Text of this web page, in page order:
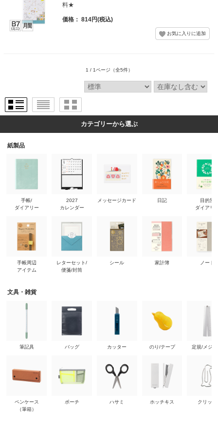
料★
価格： 814円(税込)
1 / 1ページ （全5件）
カテゴリーから選ぶ
紙製品
手帳/
ダイアリー
手帳周辺
アイテム
2027
カレンダー
レターセット/
便箋/封筒
メッセージカード
シール
日記
家計簿
目的別
ダイアリ
ノート
文具・雑貨
筆記具
ペンケース
（筆箱）
バッグ
ポーチ
カッター
ハサミ
のり/テープ
ホッチキス
定規/メジ
クリップ